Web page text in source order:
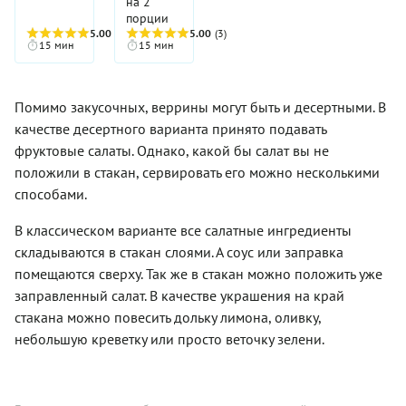
раскладывая
их
слоями
В этом
свекольный
салат с
черносливом
подайте в
обычном
большом
салатнике,
украсив
по
желанию.
поделиться
с ними
рецептом
этого
подать в
стаканчиках
во время
фуршета.
хитрость.
Курицу
мы не
жарим, а
тушим
Шампиньоны
вообще
не
подвергаем
тепловой
обработке,
отсюда
выглядит
оно
благодаря
порционной
очень
презентабельно.
Главным
ингредиентом
салата
вкус
которого
обыгрывает
компания
овощей,
яиц и,
самое
получается
5.00
(4)
15 мин
порции
5.00 (3)
15 мин
Помимо закусочных, веррины могут быть и десертными. В
качестве десертного варианта принято подавать
фруктовые салаты. Однако, какой бы салат вы не
положили в стакан, сервировать его можно несколькими
способами.
В классическом варианте все салатные ингредиенты
складываются в стакан слоями. А соус или заправка
помещаются сверху. Так же в стакан можно положить уже
заправленный салат. В качестве украшения на край
стакана можно повесить дольку лимона, оливку,
небольшую креветку или просто веточку зелени.